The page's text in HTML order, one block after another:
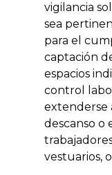
vigilancia
sea
para el
captación
espacios
control
extenderse
descanso o
vestuarios,